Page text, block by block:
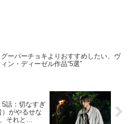
グーパーチョキよりおすすめしたい、ヴ
ィン・ディーゼル作品“5選”
5話：切なすぎ
がやるせな
それと